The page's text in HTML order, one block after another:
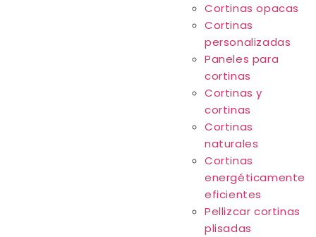
Cortinas opacas
Cortinas
personalizadas
Paneles para
cortinas
Cortinas y
cortinas
Cortinas
naturales
Cortinas
energéticamente
eficientes
Pellizcar cortinas
plisadas